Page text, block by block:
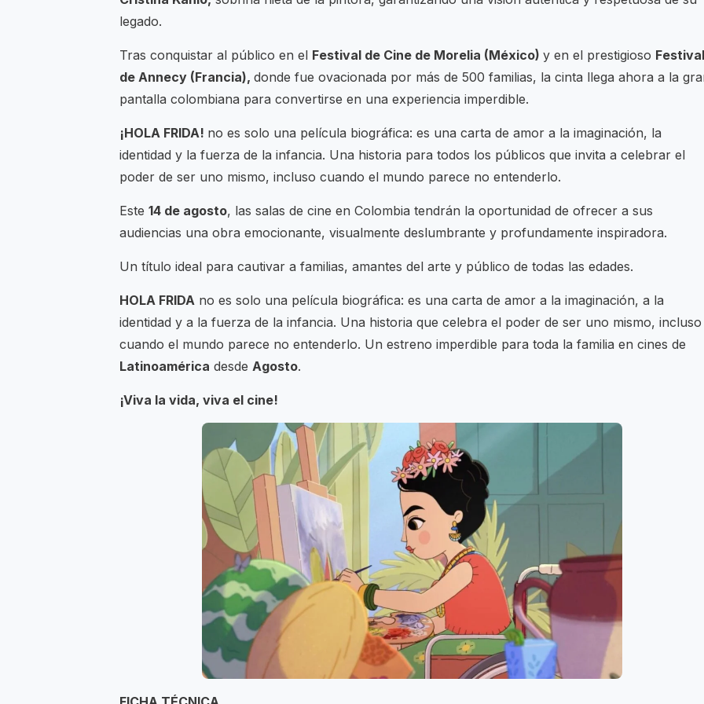
legado.
Tras conquistar al público en el Festival de Cine de Morelia (México) y en el prestigioso Festival
de Annecy (Francia), donde fue ovacionada por más de 500 familias, la cinta llega ahora a la
pantalla colombiana para convertirse en una experiencia imperdible.
¡HOLA FRIDA! no es solo una película biográfica: es una carta de amor a la imaginación, la
identidad y la fuerza de la infancia. Una historia para todos los públicos que invita a celebrar el
poder de ser uno mismo, incluso cuando el mundo parece no entenderlo.
Este 14 de agosto, las salas de cine en Colombia tendrán la oportunidad de ofrecer a sus
audiencias una obra emocionante, visualmente deslumbrante y profundamente inspiradora.
Un título ideal para cautivar a familias, amantes del arte y público de todas las edades.
HOLA FRIDA no es solo una película biográfica: es una carta de amor a la imaginación, a la
identidad y a la fuerza de la infancia. Una historia que celebra el poder de ser uno mismo, incluso
cuando el mundo parece no entenderlo. Un estreno imperdible para toda la familia en cines de
Latinoamérica desde Agosto.
¡Viva la vida, viva el cine!